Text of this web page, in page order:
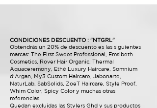
CONDICIONES DESCUENTO : "NTGRL"
Obtendrás un 20% de descuento es las siguientes
marcas: The First Sweet Professional, Emsibeth
Cosmetics, Rover Hair Organic, Thermal
Aquaceremony, Ethé Luxury Haircare, Somnium
d'Argan, My3 Custom Haircare, Jabonarte,
NaturLab, SabSolids, ZoeT Haircare, Style Proof,
Whim Color, Spicy Color y muchas otras
referencias.
Quedan excluidas las Stylers Ghd y sus productos